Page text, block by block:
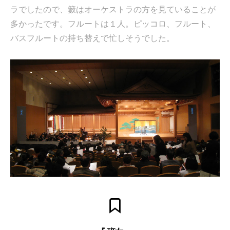
ラでしたので、籔はオーケストラの方を見ていることが
多かったです。フルートは１人。ピッコロ、フルート、
バスフルートの持ち替えで忙しそうでした。